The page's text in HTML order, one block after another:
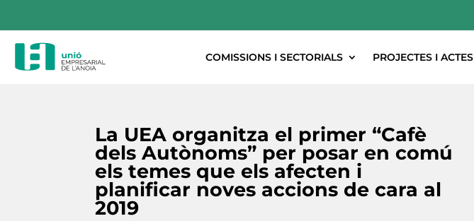
COMISSIONS I SECTORIALS PROJECTES I ACTES
La UEA organitza el primer “Cafè
dels Autònoms” per posar en comú
els temes que els afecten i
planificar noves accions de cara al
2019